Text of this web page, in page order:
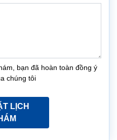
bạn đã hoàn toàn đồng ý
chúng tôi
LỊCH